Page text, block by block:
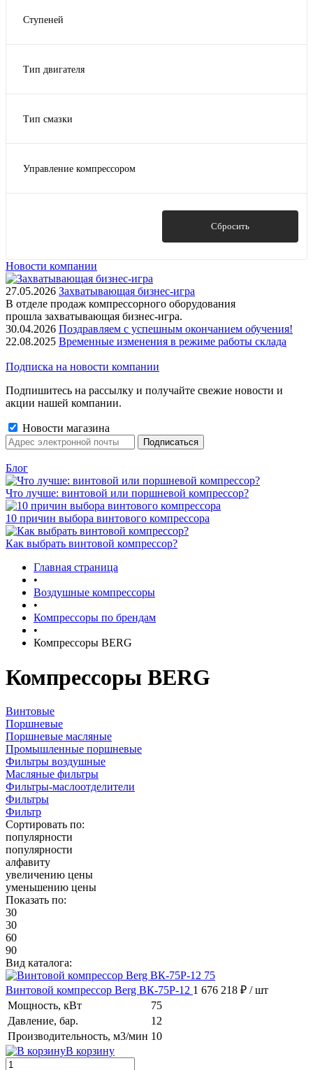
Ступеней
Тип двигателя
Тип смазки
Управление компрессором
Сбросить
Новости компании
27.05.2026 Захватывающая бизнес-игра
В отделе продаж компрессорного оборудования
прошла захватывающая бизнес-игра.
30.04.2026 Поздравляем с успешным окончанием обучения!
22.08.2025 Временные изменения в режиме работы склада
Подписка на новости компании
Подпишитесь на рассылку и получайте свежие новости и
акции нашей компании.
Новости магазина
Блог
Что лучше: винтовой или поршневой компрессор?
10 причин выбора винтового компрессора
Как выбрать винтовой компрессор?
Главная страница
•
Воздушные компрессоры
•
Компрессоры по брендам
•
Компрессоры BERG
Компрессоры BERG
Винтовые
Поршневые
Поршневые масляные
Промышленные поршневые
Фильтры воздушные
Масляные фильтры
Фильтры-маслоотделители
Фильтры
Фильтр
Сортировать по:
популярности
популярности
алфавиту
увеличению цены
уменьшению цены
Показать по:
30
30
60
90
Вид каталога:
Винтовой компрессор Berg ВК-75Р-12 1 676 218 ₽ / шт
Мощность, кВт
75
Давление, бар.
12
Производительность, м3/мин 10
В корзину